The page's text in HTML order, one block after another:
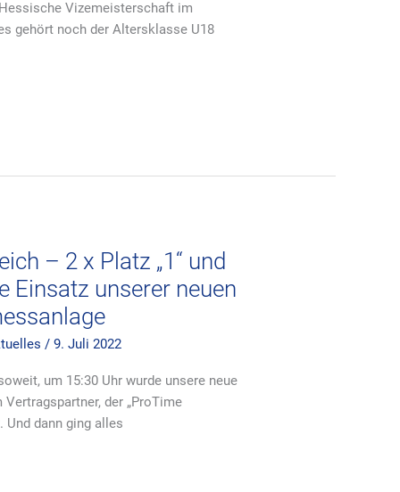
Vizemeisterschaft im
gehört noch der Altersklasse U18
– 2 x Platz „1“ und
Einsatz unserer neuen
/ 9. Juli 2022
um 15:30 Uhr wurde unsere neue
der „ProTime
Und dann ging alles